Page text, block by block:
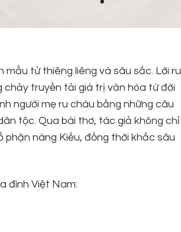
tử thiêng liêng và sâu sắc. Lời ru
chảy truyền tải giá trị văn hóa từ đời
người mẹ ru cháu bằng những câu
tộc. Qua bài thơ, tác giả không chỉ
phận nàng Kiều, đồng thời khắc sâu
đình Việt Nam: